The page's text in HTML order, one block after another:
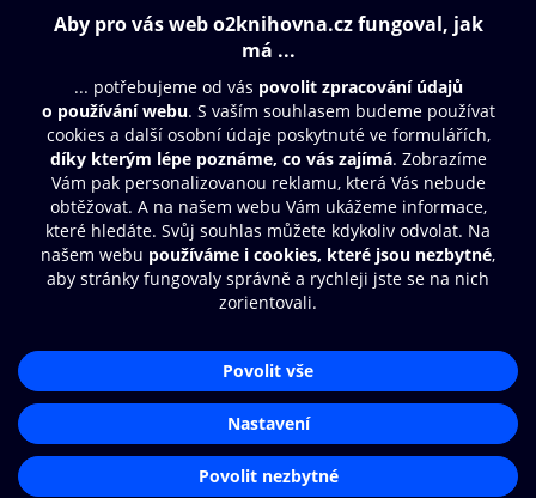
199 Kč
Obsah ke stažení
Moje O2 Knihovna
Další zábava
© O2 Czech Republic a.s.
Přístupnost
Zásady zpracování osobních údajů
Nastavení cookies
Aplikace O2 Knihovna
Čti a poslouchej své e-knihy a
audioknihy rychleji a pohodlněji.